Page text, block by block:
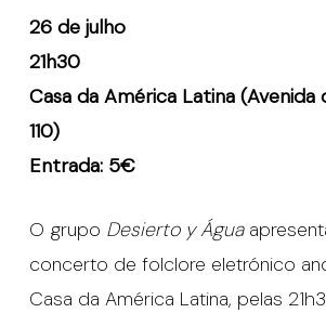
26 de julho
21h30
Casa da América Latina (Avenida
110)
Entrada: 5€
O grupo Desierto y Água
concerto de folclore eletrónico
Casa da América Latina, pelas